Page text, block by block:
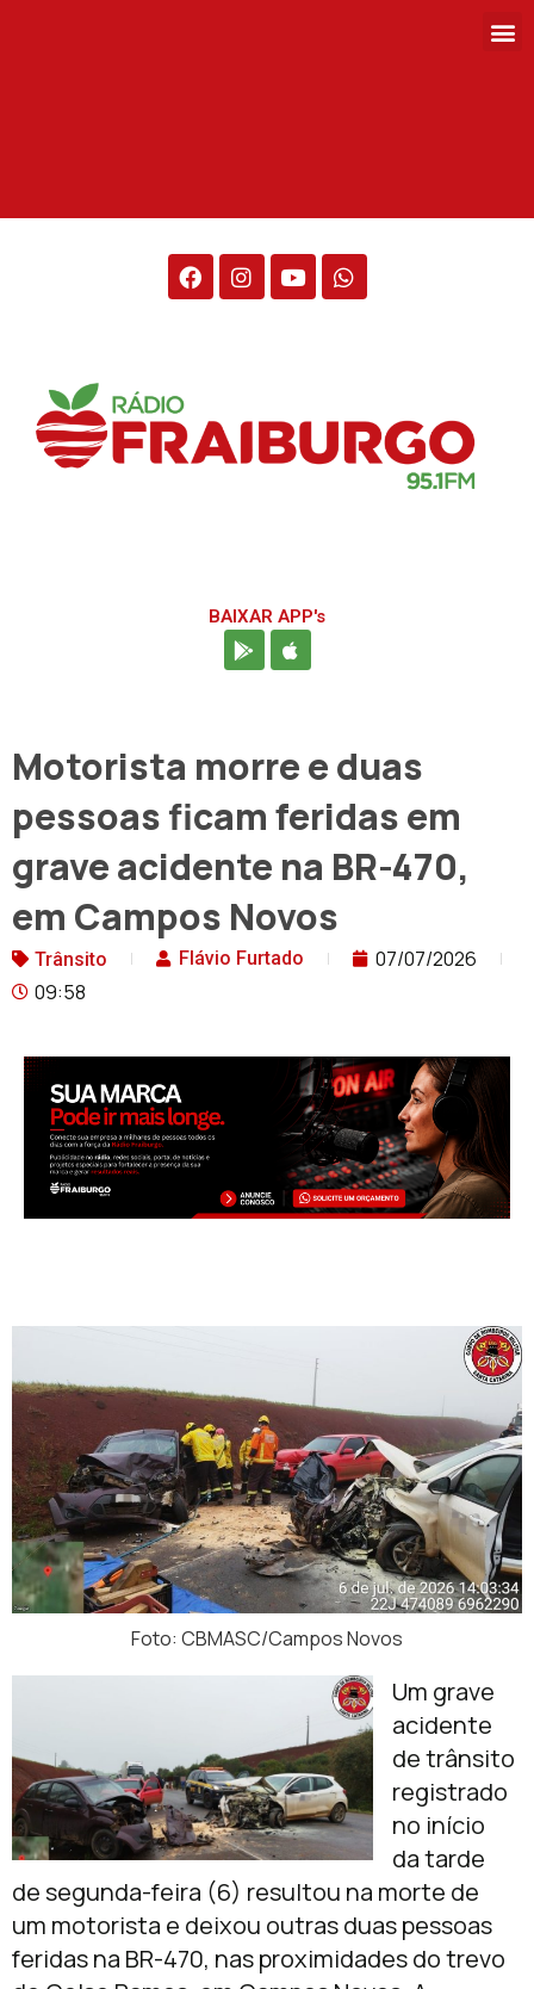
BAIXAR APP's
Motorista morre e duas
pessoas ficam feridas em
grave acidente na BR-470,
em Campos Novos
Trânsito Flávio Furtado
07/07/2026
09:58
Foto: CBMASC/Campos Novos
Um grave
acidente
de trânsito
registrado
no início
da tarde
de segunda-feira (6) resultou na morte de
um motorista e deixou outras duas pessoas
feridas na BR-470, nas proximidades do trevo